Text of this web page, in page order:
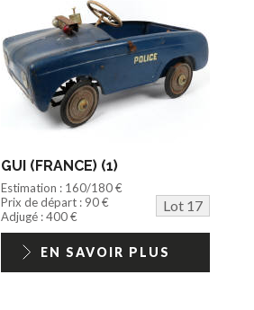
GUI (FRANCE) (1)
Estimation : 160/180 €
Prix de départ : 90 €
Lot 17
Adjugé : 400 €
EN SAVOIR PLUS